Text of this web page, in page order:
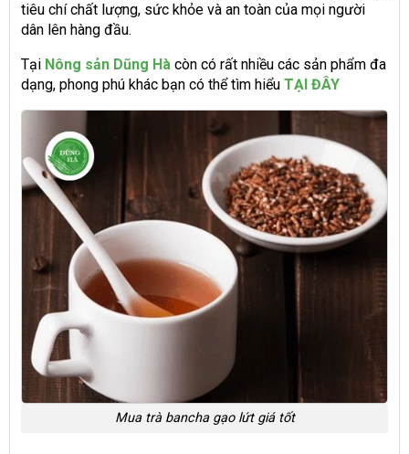
tiêu chí chất lượng, sức khỏe và an toàn của mọi người
dân lên hàng đầu.
Tại Nông sản Dũng Hà còn có rất nhiều các sản phẩm đa
dạng, phong phú khác bạn có thể tìm hiểu TẠI ĐÂY
Mua trà bancha gạo lứt giá tốt